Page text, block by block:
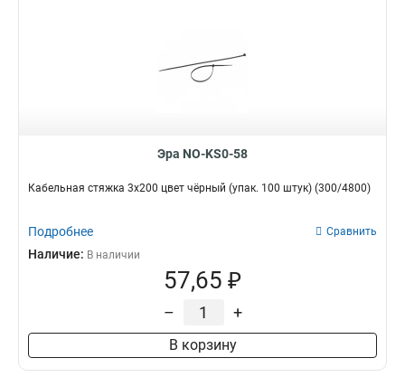
Эра NO-KS0-58
Кабельная стяжка 3x200 цвет чёрный (упак. 100 штук) (300/4800)
Подробнее Сравнить
Наличие: В наличии
57,65 ₽
– +
В корзину